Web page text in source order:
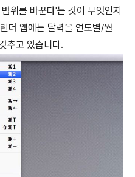
위를 바꾼다'는 것이 무엇인지
더 앱에는 달력을 연도별/월
추고 있습니다.